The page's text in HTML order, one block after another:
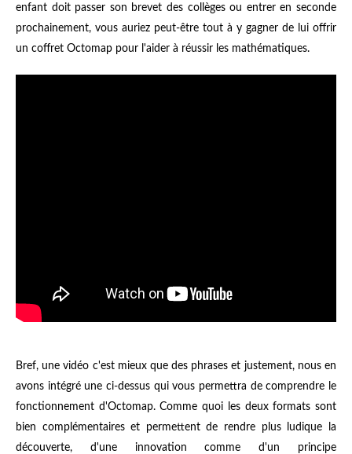
enfant doit passer son brevet des collèges ou entrer en seconde
prochainement, vous auriez peut-être tout à y gagner de lui offrir
un coffret Octomap pour l'aider à réussir les mathématiques.
Bref, une vidéo c'est mieux que des phrases et justement, nous en
avons intégré une ci-dessus qui vous permettra de comprendre le
fonctionnement d'Octomap. Comme quoi les deux formats sont
bien complémentaires et permettent de rendre plus ludique la
découverte, d'une innovation comme d'un principe